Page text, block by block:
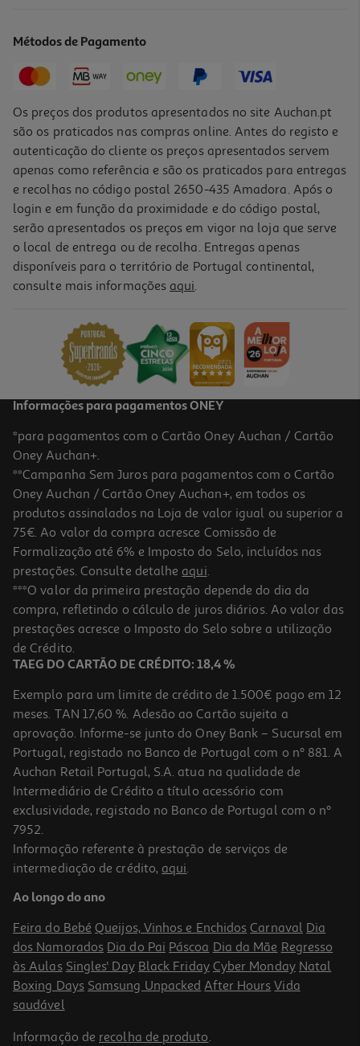
Pão De Sementes E Cereais Bimbo Sem Glúten 375g
2.8
Pão Brioche Auchan Sem Glúten 300g
12.63 €/Kg
3,79 €
Pão De Hamburger Auchan Sem Glúten 4un 300g
10.97 €/Kg
3,29 €
Métodos de Pagamento
Os preços dos produtos apresentados no site Auchan.pt
são os praticados nas compras online. Antes do registo e
autenticação do cliente os preços apresentados servem
apenas como referência e são os praticados para entregas
e recolhas no código postal 2650-435 Amadora. Após o
login e em função da proximidade e do código postal,
serão apresentados os preços em vigor na loja que serve
o local de entrega ou de recolha. Entregas apenas
disponíveis para o território de Portugal continental,
consulte mais informações aqui.
Informações para pagamentos ONEY
*para pagamentos com o Cartão Oney Auchan / Cartão
Oney Auchan+.
**Campanha Sem Juros para pagamentos com o Cartão
Oney Auchan / Cartão Oney Auchan+, em todos os
produtos assinalados na Loja de valor igual ou superior a
75€. Ao valor da compra acresce Comissão de
Formalização até 6% e Imposto do Selo, incluídos nas
prestações. Consulte detalhe aqui.
***O valor da primeira prestação depende do dia da
compra, refletindo o cálculo de juros diários. Ao valor das
prestações acresce o Imposto do Selo sobre a utilização
de Crédito.
TAEG DO CARTÃO DE CRÉDITO: 18,4 %
Exemplo para um limite de crédito de 1.500€ pago em 12
meses. TAN 17,60 %. Adesão ao Cartão sujeita a
aprovação. Informe-se junto do Oney Bank – Sucursal em
Portugal, registado no Banco de Portugal com o nº 881. A
Auchan Retail Portugal, S.A. atua na qualidade de
Intermediário de Crédito a título acessório com
exclusividade, registado no Banco de Portugal com o nº
7952.
Informação referente à prestação de serviços de
intermediação de crédito, aqui.
Ao longo do ano
Feira do Bebé Queijos, Vinhos e Enchidos Carnaval Dia
dos Namorados Dia do Pai Páscoa Dia da Mãe Regresso
às Aulas Singles' Day Black Friday Cyber Monday Natal
Boxing Days Samsung Unpacked After Hours Vida
saudável
Informação de recolha de produto.